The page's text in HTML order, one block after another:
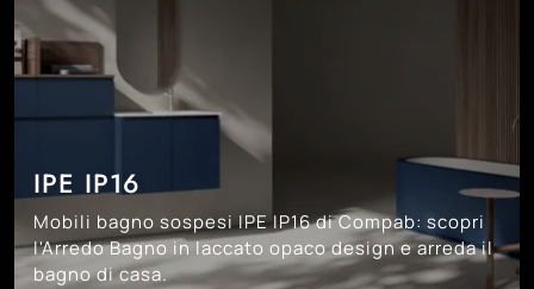
IPE IP16
Mobili bagno sospesi IPE IP16 di Compab: scopri
l'Arredo Bagno in laccato opaco design e arreda il
bagno di casa.